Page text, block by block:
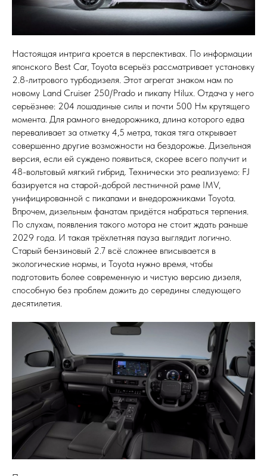
Настоящая интрига кроется в перспективах. По информации
японского Best Car, Toyota всерьёз рассматривает установку
2.8-литрового турбодизеля. Этот агрегат знаком нам по
новому Land Cruiser 250/Prado и пикапу Hilux. Отдача у него
серьёзнее: 204 лошадиные силы и почти 500 Нм крутящего
момента. Для рамного внедорожника, длина которого едва
переваливает за отметку 4,5 метра, такая тяга открывает
совершенно другие возможности на бездорожье. Дизельная
версия, если ей суждено появиться, скорее всего получит и
48-вольтовый мягкий гибрид. Технически это реализуемо: FJ
базируется на старой-доброй лестничной раме IMV,
унифицированной с пикапами и внедорожниками Toyota.
Впрочем, дизельным фанатам придётся набраться терпения.
По слухам, появления такого мотора не стоит ждать раньше
2029 года. И такая трёхлетняя пауза выглядит логично.
Старый бензиновый 2.7 всё сложнее вписывается в
экологические нормы, и Toyota нужно время, чтобы
подготовить более современную и чистую версию дизеля,
способную без проблем дожить до середины следующего
десятилетия.